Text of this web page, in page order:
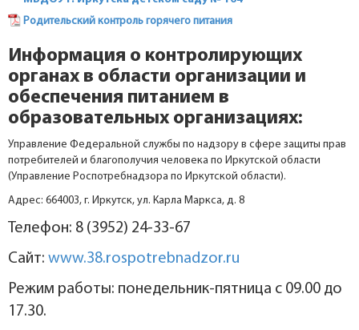
Родительский контроль горячего питания
Информация о контролирующих
органах в области организации и
обеспечения питанием в
образовательных организациях:
Управление Федеральной службы по надзору в сфере защиты прав
потребителей и благополучия человека по Иркутской области
(Управление Роспотребнадзора по Иркутской области).
Адрес: 664003, г. Иркутск, ул. Карла Маркса, д. 8
Телефон: 8 (3952) 24-33-67
Сайт: www.38.rospotrebnadzor.ru
Режим работы: понедельник-пятница с 09.00 до
17.30.